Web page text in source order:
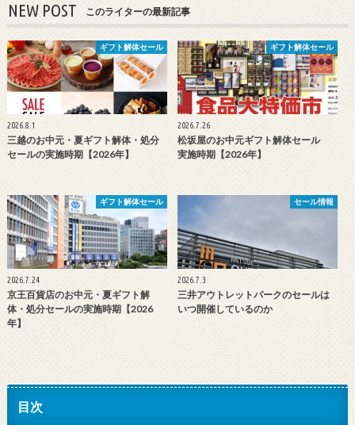
NEW POST このライターの最新記事
ギフト解体セール
2026.8.1
三越のお中元・夏ギフト解体・処分
セールの実施時期【2026年】
ギフト解体セール
2026.7.26
松坂屋のお中元ギフト解体セール
実施時期【2026年】
ギフト解体セール
2026.7.24
京王百貨店のお中元・夏ギフト解
体・処分セールの実施時期【2026
年】
セール情報
2026.7.3
三井アウトレットパークのセールは
いつ開催しているのか
目次